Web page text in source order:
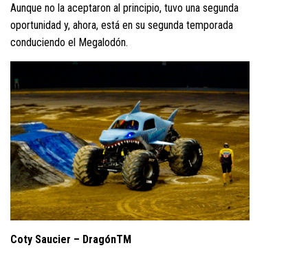
Aunque no la aceptaron al principio, tuvo una segunda
oportunidad y, ahora, está en su segunda temporada
conduciendo el Megalodón.
Coty Saucier – DragónTM